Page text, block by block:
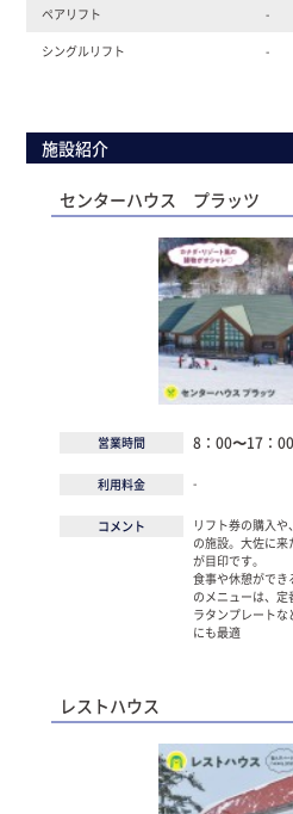
ペアリフト -
シングルリフト -
施設紹介
センターハウス プラッツ
営業時間 8：00〜17：00
利用料金 -
コメント
リフト券の購入
の施設。大佐に
が目印です。
食事や休憩ができ
のメニューは、
ラタンプレート
にも最適
レストハウス